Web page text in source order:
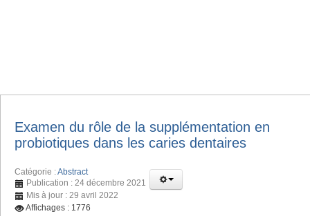
Examen du rôle de la supplémentation en
probiotiques dans les caries dentaires
Catégorie :Abstract
Publication : 24 décembre 2021
Mis à jour : 29 avril 2022
Affichages : 1776